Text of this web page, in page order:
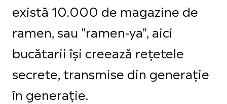
există 10.000 de magazine de
ramen, sau "ramen-ya", aici
bucătarii își creează rețetele
secrete, transmise din generație
în generație.